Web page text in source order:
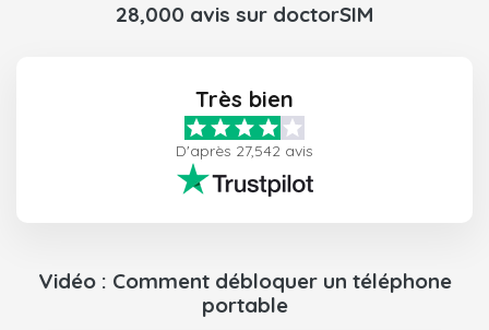
28,000 avis sur doctorSIM
Très bien
D'après 27,542 avis
Vidéo : Comment débloquer un téléphone
portable